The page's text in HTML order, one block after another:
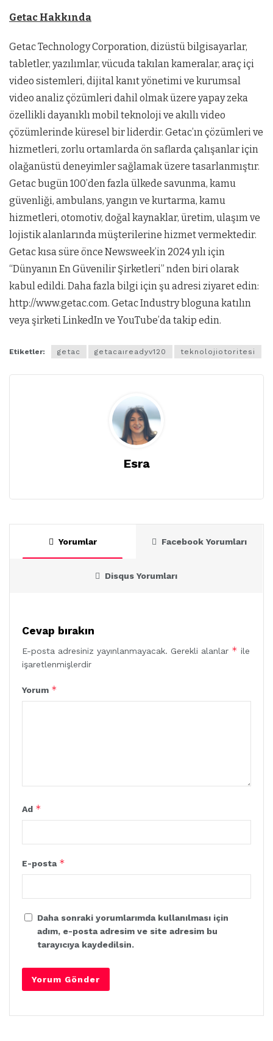
Getac Hakkında
Getac Technology Corporation, dizüstü bilgisayarlar,
tabletler, yazılımlar, vücuda takılan kameralar, araç içi
video sistemleri, dijital kanıt yönetimi ve kurumsal
video analiz çözümleri dahil olmak üzere yapay zeka
özellikli dayanıklı mobil teknoloji ve akıllı video
çözümlerinde küresel bir liderdir. Getac’ın çözümleri ve
hizmetleri, zorlu ortamlarda ön saflarda çalışanlar için
olağanüstü deneyimler sağlamak üzere tasarlanmıştır.
Getac bugün 100’den fazla ülkede savunma, kamu
güvenliği, ambulans, yangın ve kurtarma, kamu
hizmetleri, otomotiv, doğal kaynaklar, üretim, ulaşım ve
lojistik alanlarında müşterilerine hizmet vermektedir.
Getac kısa süre önce Newsweek’in 2024 yılı için
“Dünyanın En Güvenilir Şirketleri” nden biri olarak
kabul edildi. Daha fazla bilgi için şu adresi ziyaret edin:
http://www.getac.com. Getac Industry bloguna katılın
veya şirketi LinkedIn ve YouTube’da takip edin.
Etiketler: getac getacaıreadyv120 teknolojiotoritesi
Esra
Yorumlar Facebook Yorumları
Disqus Yorumları
Cevap bırakın
E-posta adresiniz yayınlanmayacak. Gerekli alanlar * ile
işaretlenmişlerdir
Yorum *
Ad *
E-posta *
Daha sonraki yorumlarımda kullanılması için
adım, e-posta adresim ve site adresim bu
tarayıcıya kaydedilsin.